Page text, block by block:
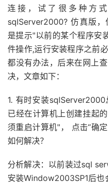
连接，试了很多种方
sqlServer2000? 仿真版
是提示"以前的某个程序安
件操作,运行安装程序之前
都没有办法，后来在网上
决，文章如下：
1. 有时安装
已经在计算机上创建挂起
须重启计算机"， 点击“确
如何解决？
分析解决：以前装过sql
安装Window2003SP1后也